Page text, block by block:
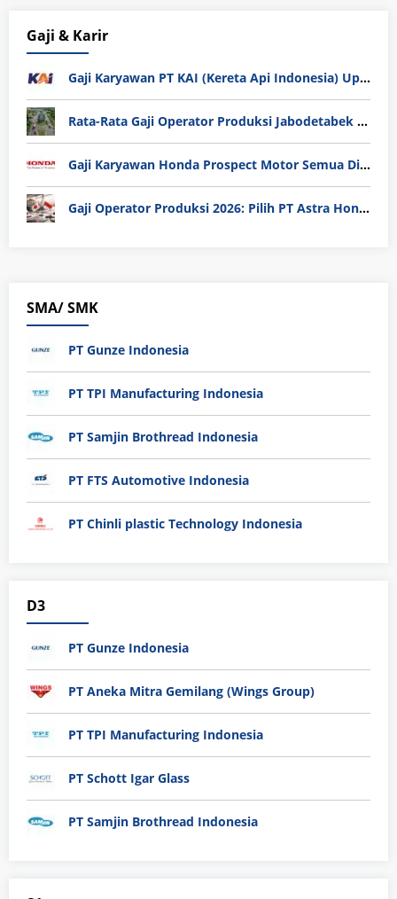
Gaji & Karir
Gaji Karyawan PT KAI (Kereta Api Indonesia) Update 2025
Rata-Rata Gaji Operator Produksi Jabodetabek 2025: Bedah Tuntas UMK, Lemburan, dan Realita Hidup Buruh
Gaji Karyawan Honda Prospect Motor Semua Divisi
Gaji Operator Produksi 2026: Pilih PT Astra Honda Motor (AHM) atau Manufaktur di Jepang?
SMA/ SMK
PT Gunze Indonesia
PT TPI Manufacturing Indonesia
PT Samjin Brothread Indonesia
PT FTS Automotive Indonesia
PT Chinli plastic Technology Indonesia
D3
PT Gunze Indonesia
PT Aneka Mitra Gemilang (Wings Group)
PT TPI Manufacturing Indonesia
PT Schott Igar Glass
PT Samjin Brothread Indonesia